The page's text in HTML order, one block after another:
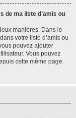
de ma liste d’amis ou
manières. Dans le
votre liste d’amis ou
pouvez ajouter
Vous pouvez
cette même page.